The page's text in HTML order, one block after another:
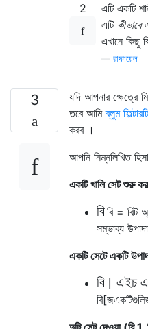
2 এটি একটি
এটি কীভাবে
এখানে কিছু
রাফায়েল
3
যদি আপনার ক্ষেত্রে
তবে আমিব্লুম ফিল্টারটি
করব ।
আপনি নিম্নলিখিত
একটি খালি সেট শুরু
বিবি= বিট
সম্ভাব্য
একটি সেটে একটি
বি [ এইচএ
বি[জএকটিগুলি